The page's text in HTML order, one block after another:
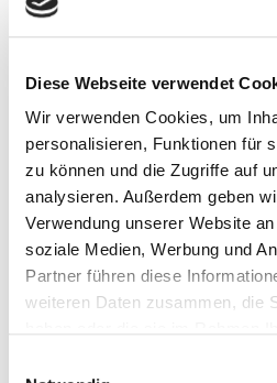
Diese Webseite verwendet
Wir verwenden Cookies, um
personalisieren, Funktionen für
zu können und die Zugriffe auf
analysieren. Außerdem geben
Verwendung unserer Website
soziale Medien, Werbung und
Partner führen diese
weiteren Daten zusammen, die
Gewohnheiten zu verändern,
dranzubleiben und Stück für
etablieren. Indem du dich mit
auseinandersetzt, sie
etwas zu verändern, hast du
Schritt zur Veränderung
Durchhalten, bis sich die neue
und ganz von alleine
dass du nicht alles auf einmal
denn schon eine kleine